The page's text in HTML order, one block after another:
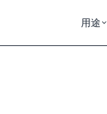
用途